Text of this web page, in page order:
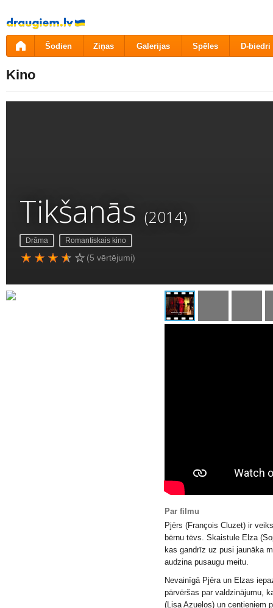
Pāriet
uz
saturu
Šodien Ziņas Galerijas Spēles D-biedri
Kino
Tikšanās (2014)
Drāma Romantiskais kino
(5 vērtējumi)
Par filmu
Pjērs (François Cluzet) ir
bērnu tēvs. Skaistule Elza
kas gandrīz uz pusi jaunāka
audzina pusaugu meitu.
Nevainīgā Pjēra un Elzas
pārvēršas par valdzinājumu,
(Lisa Azuelos) un centieniem